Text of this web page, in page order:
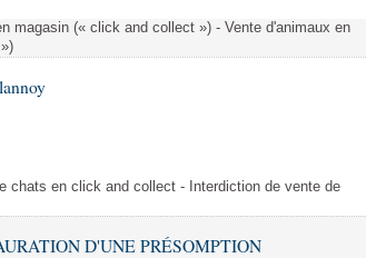
magasin (« click and collect ») - Vente d'animaux en
chats en click and collect - Interdiction de vente de
D'UNE PRÉSOMPTION